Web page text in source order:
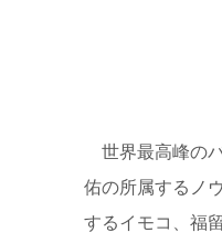
世界最高峰の
佑の所属するノ
するイモコ、福